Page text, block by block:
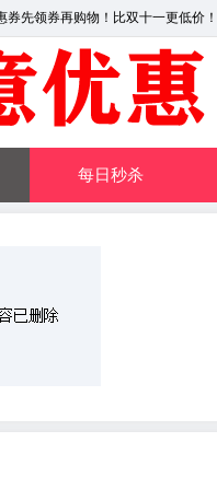
券先领券再购物！比双十一更低价！
每日秒杀